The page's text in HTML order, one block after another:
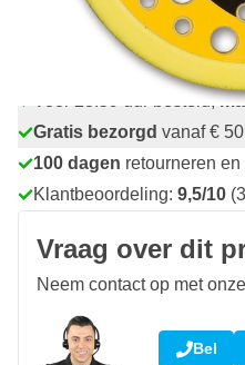
Voor 23:59 uur besteld,
Gratis bezorgd vanaf €
100 dagen retourneren en
Klantbeoordeling: 9,5/10
Vraag over dit
Neem contact op met
Bel